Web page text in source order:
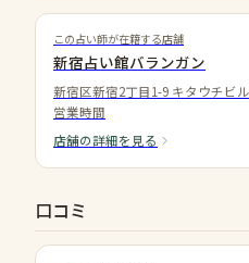
この占い師が在籍する店舗
新宿占い館バランガン
新宿区新宿2丁目1-9 キタウチビ
営業時間
店舗の詳細を見る
口コミ